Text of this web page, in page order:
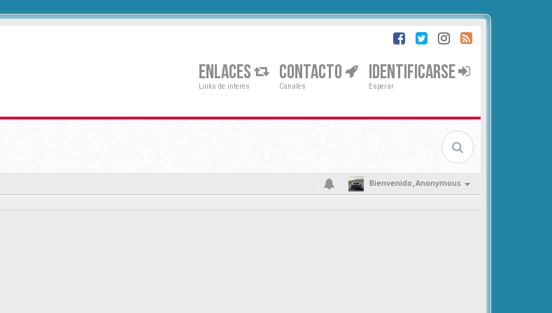
ENLACES
Links de interés
CONTACTO
Canales
IDENTIFICARSE
Esperar
Bienvenido,Anonymous